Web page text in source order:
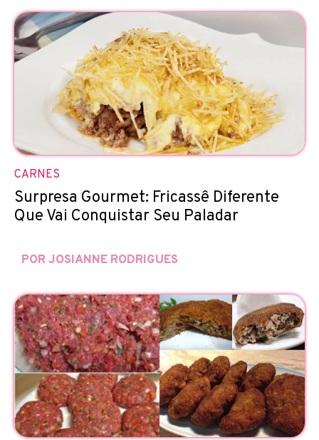
CARNES
Surpresa Gourmet: Fricassê Diferente
Que Vai Conquistar Seu Paladar
POR JOSIANNE RODRIGUES